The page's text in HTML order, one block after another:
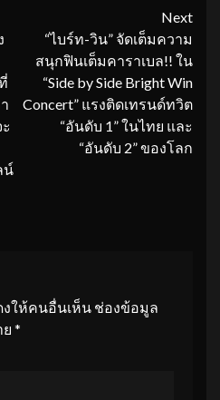
น์
Next
“ไบร์ท-วิน” จัดเต็มความ
สนุกฟินเต็มคาราเบล!! ใน
“Side by Side Bright Win
Concert” แรงติดเทรนด์ทวิต
“อันดับ 1” ในไทย และ
“อันดับ 2” ของโลก
ให้คนอื่นเห็น ช่องข้อมูล
*